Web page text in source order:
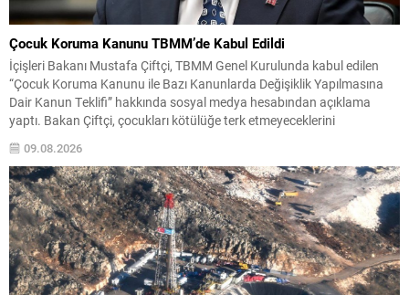
Çocuk Koruma Kanunu TBMM’de Kabul Edildi
İçişleri Bakanı Mustafa Çiftçi, TBMM Genel Kurulunda kabul edilen
“Çocuk Koruma Kanunu ile Bazı Kanunlarda Değişiklik Yapılmasına
Dair Kanun Teklifi” hakkında sosyal medya hesabından açıklama
yaptı. Bakan Çiftçi, çocukları kötülüğe terk etmeyeceklerini
vurgulayarak, her çocuğun korunmasının toplumun geleceğine
yapılan yatırım olduğunu belirtti. Çiftçi, devletin bu düzenlemeyle
sadece ceza vermekle kalmayacağını;...
09.08.2026